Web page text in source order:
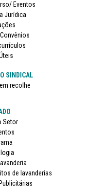
Eventos
Jurídica
SINDICAL
recolhe
Setor
de lavanderias